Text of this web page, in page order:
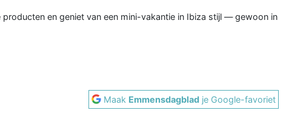
en geniet van een mini-vakantie in Ibiza stijl — gewoon in
Maak Emmensdagblad je Google-favoriet